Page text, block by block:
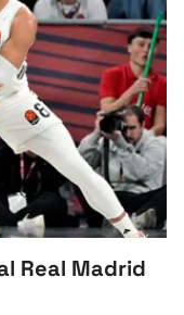
Real Madrid